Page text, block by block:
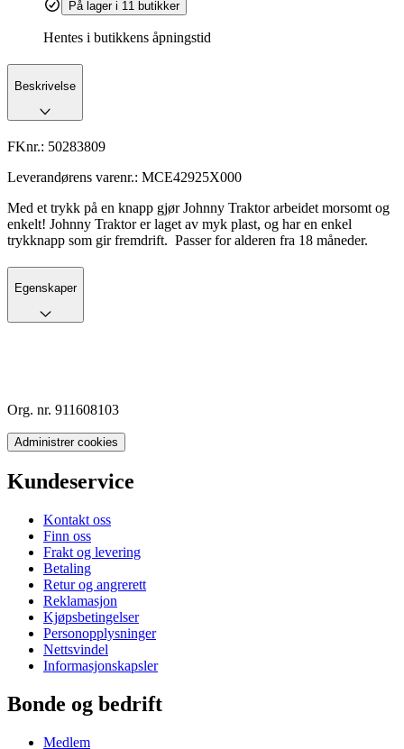
På lager i 11 butikker
Hentes i butikkens åpningstid
Beskrivelse
FKnr.: 50283809
Leverandørens varenr.: MCE42925X000
Med et trykk på en knapp gjør Johnny Traktor arbeidet morsomt og
enkelt! Johnny Traktor er laget av myk plast, og har en enkel
trykknapp som gir fremdrift. Passer for alderen fra 18 måneder.
Egenskaper
Org. nr. 911608103
Administrer cookies
Kundeservice
Kontakt oss
Finn oss
Frakt og levering
Betaling
Retur og angrerett
Reklamasjon
Kjøpsbetingelser
Personopplysninger
Nettsvindel
Informasjonskapsler
Bonde og bedrift
Medlem